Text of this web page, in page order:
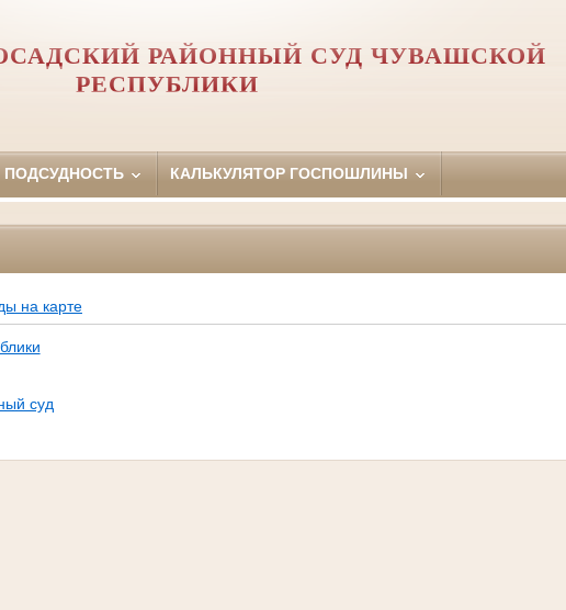
РАЙОННЫЙ СУД ЧУВАШСКОЙ
РЕСПУБЛИКИ
ПОДСУДНОСТЬ КАЛЬКУЛЯТОР ГОСПОШЛИНЫ
на карте
суд